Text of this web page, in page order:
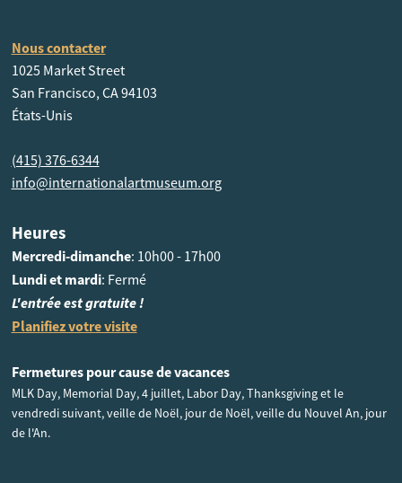
Nous contacter
1025 Market Street
San Francisco, CA 94103
États-Unis
(415) 376-6344
info@internationalartmuseum.org
Heures
Mercredi-dimanche: 10h00 - 17h00
Lundi et mardi: Fermé
L'entrée est gratuite !
Planifiez votre visite
Fermetures pour cause de vacances
MLK Day, Memorial Day, 4 juillet, Labor Day, Thanksgiving et le
vendredi suivant, veille de Noël, jour de Noël, veille du Nouvel An, jour
de l'An.